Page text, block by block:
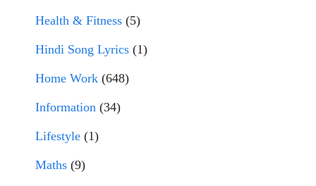
Health & Fitness (5)
Hindi Song Lyrics (1)
Home Work (648)
Information (34)
Lifestyle (1)
Maths (9)